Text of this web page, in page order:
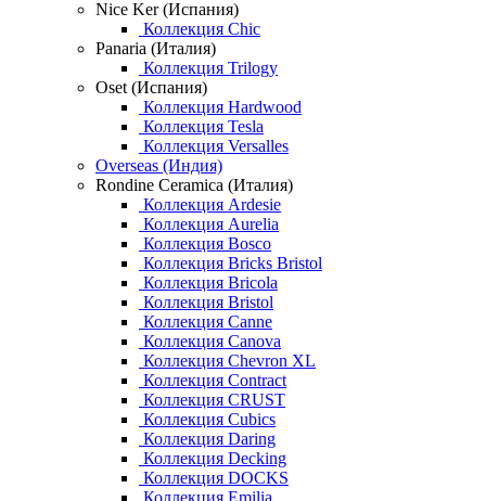
Nice Ker (Испания)
Коллекция Chic
Panaria (Италия)
Коллекция Trilogy
Oset (Испания)
Коллекция Hardwood
Коллекция Tesla
Коллекция Versalles
Overseas (Индия)
Rondine Ceramica (Италия)
Коллекция Ardesie
Коллекция Aurelia
Коллекция Bosco
Коллекция Bricks Bristol
Коллекция Bricola
Коллекция Bristol
Коллекция Canne
Коллекция Canova
Коллекция Chevron XL
Коллекция Contract
Коллекция CRUST
Коллекция Cubics
Коллекция Daring
Коллекция Decking
Коллекция DOCKS
Коллекция Emilia